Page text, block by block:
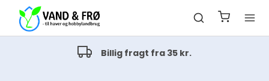
Alt indenfor havevanding
Drypvanding og pop-up vanding